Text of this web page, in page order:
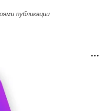
публикации